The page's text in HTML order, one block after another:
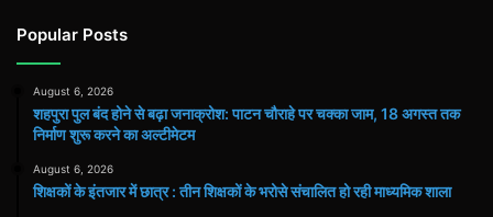
Popular Posts
August 6, 2026
शहपुरा पुल बंद होने से बढ़ा जनाक्रोश: पाटन चौराहे पर चक्का जाम, 18 अगस्त तक
निर्माण शुरू करने का अल्टीमेटम
August 6, 2026
शिक्षकों के इंतजार में छात्र : तीन शिक्षकों के भरोसे संचालित हो रही माध्यमिक शाला